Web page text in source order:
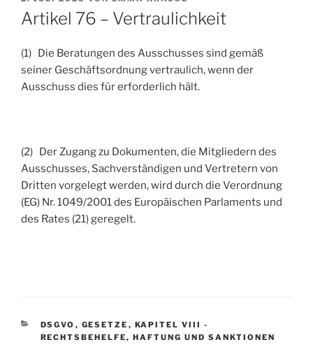
AM
Artikel 76 – Vertraulichkeit
(1) Die Beratungen des Ausschusses sind gemäß
seiner Geschäftsordnung vertraulich, wenn der
Ausschuss dies für erforderlich hält.
(2) Der Zugang zu Dokumenten, die Mitgliedern des
Ausschusses, Sachverständigen und Vertretern von
Dritten vorgelegt werden, wird durch die Verordnung
(EG) Nr. 1049/2001 des Europäischen Parlaments und
des Rates (21) geregelt.
KATEGORIEN
DSGVO , GESETZE , KAPITEL VIII -
RECHTSBEHELFE, HAFTUNG UND SANKTIONEN